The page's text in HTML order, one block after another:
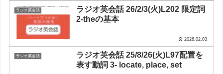
ラジオ英会話
ラジオ英会話 26/2/3(火)L202 限定詞
2-theの基本
2026.02.03
ラジオ英会話
ラジオ英会話 25/8/26(火)L97配置を
表す動詞 3- locate, place, set